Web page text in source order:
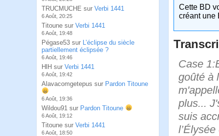
TRUCMUCHE sur Verbi 1441
6 Août, 20:25
Titoune sur Verbi 1441
6 Août, 19:48
Pégase53 sur L’éclipse du siècle
partiellement éclipsée ?
6 Août, 19:46
HlH sur Verbi 1441
6 Août, 19:42
Alavacomgetepus sur Pardon Titoune
6 Août, 19:36
Wildou91 sur Pardon Titoune
6 Août, 19:12
Titoune sur Verbi 1441
6 Août, 18:50
Cette BD
créant une
Case
goûté à
plus...
suis